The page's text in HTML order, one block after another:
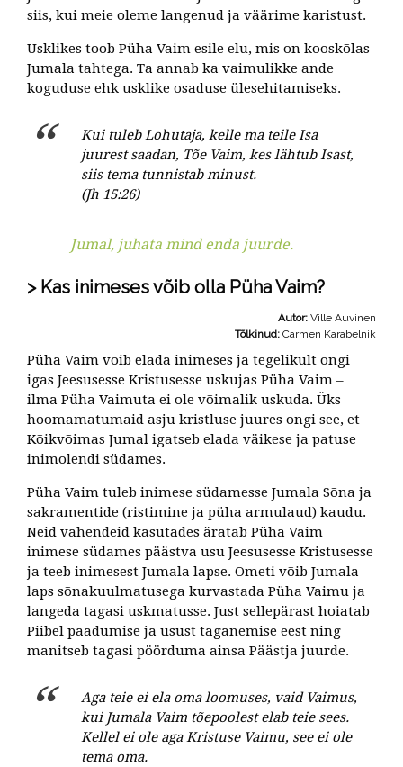
siis, kui meie oleme langenud ja väärime karistust.
Usklikes toob Püha Vaim esile elu, mis on kooskõlas
Jumala tahtega. Ta annab ka vaimulikke ande
koguduse ehk usklike osaduse ülesehitamiseks.
Kui tuleb Lohutaja, kelle ma teile Isa
juurest saadan, Tõe Vaim, kes lähtub Isast,
siis tema tunnistab minust.
(Jh 15:26)
Jumal, juhata mind enda juurde.
Kas inimeses võib olla Püha Vaim?
Autor: Ville Auvinen
Tõlkinud: Carmen Karabelnik
Püha Vaim võib elada inimeses ja tegelikult ongi
igas Jeesusesse Kristusesse uskujas Püha Vaim –
ilma Püha Vaimuta ei ole võimalik uskuda. Üks
hoomamatumaid asju kristluse juures ongi see, et
Kõikvõimas Jumal igatseb elada väikese ja patuse
inimolendi südames.
Püha Vaim tuleb inimese südamesse Jumala Sõna ja
sakramentide (ristimine ja püha armulaud) kaudu.
Neid vahendeid kasutades äratab Püha Vaim
inimese südames päästva usu Jeesusesse Kristusesse
ja teeb inimesest Jumala lapse. Ometi võib Jumala
laps sõnakuulmatusega kurvastada Püha Vaimu ja
langeda tagasi uskmatusse. Just sellepärast hoiatab
Piibel paadumise ja usust taganemise eest ning
manitseb tagasi pöörduma ainsa Päästja juurde.
Aga teie ei ela oma loomuses, vaid Vaimus,
kui Jumala Vaim tõepoolest elab teie sees.
Kellel ei ole aga Kristuse Vaimu, see ei ole
tema oma.